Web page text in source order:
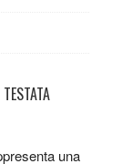
una